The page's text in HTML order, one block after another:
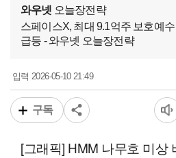
와우넷 오늘장전략
스페이스X, 최대 9.1억주 보호예
급등 - 와우넷 오늘장전략
입력2026-05-10 21:49
구독
[그래픽] HMM 나무호 미상